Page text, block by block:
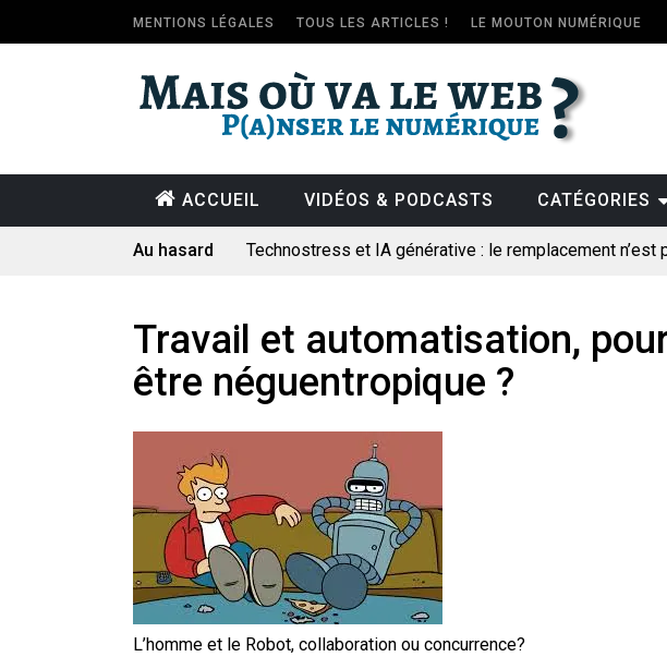
MENTIONS LÉGALES TOUS LES ARTICLES ! LE MOUTON NUMÉRIQUE
ACCUEIL VIDÉOS & PODCASTS CATÉGORIES
Au hasard
Technostress et IA générative : le remplacement
Le consultant : une lecture sociologique
Artemis II : objectif nul
Quand Mistral veut moraliser le pillage
Commentaire sur la polémique des perroquets
Les syndicats, (tout) contre l’IA
En Seine-et-Marne, le projet de Campus IA doit sortir
unien »
Addendum sur les machines à laver, et l’intelligence
La vaste blague du macronisme crypto-spatial
Travail et automatisation,
être néguentropique ?
L’homme et le Robot, collaboration ou concurrence?